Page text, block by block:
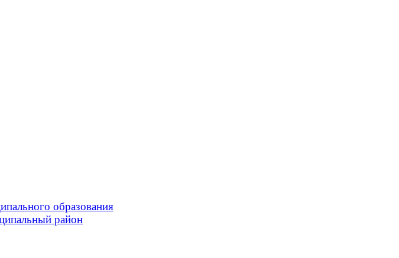
образования
район